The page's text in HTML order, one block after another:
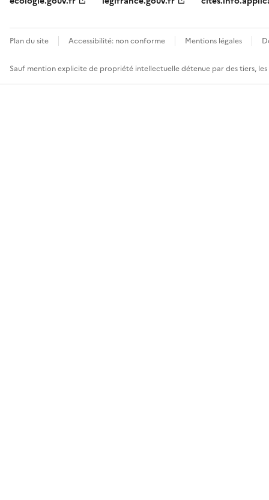
Plan du site Accessibilité: non conforme Mentions légales
Sauf mention explicite de propriété intellectuelle détenue par des tiers,